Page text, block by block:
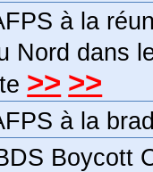
à la
Nord dans
>> >>
à la
Boycott